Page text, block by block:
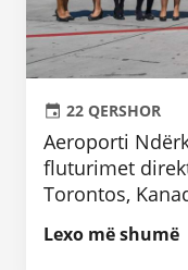
22 QERSHOR
Aeroporti
fluturimet
Torontos,
Lexo më shumë